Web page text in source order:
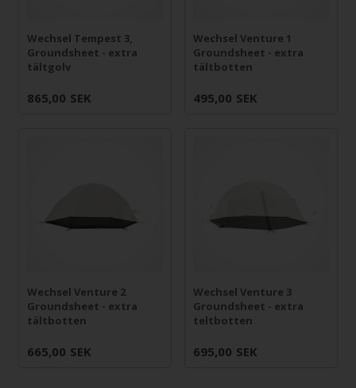
Wechsel Tempest 3,
Groundsheet - extra
tältgolv
865,00 SEK
Wechsel Venture 1
Groundsheet - extra
tältbotten
495,00 SEK
Wechsel Venture 2
Groundsheet - extra
tältbotten
665,00 SEK
Wechsel Venture 3
Groundsheet - extra
teltbotten
695,00 SEK